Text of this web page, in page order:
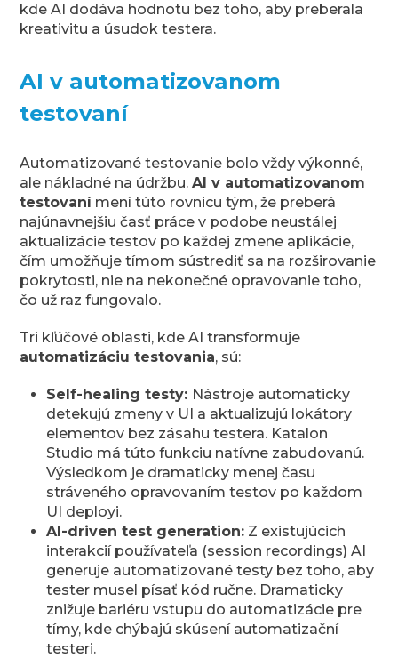
kde AI dodáva hodnotu bez toho, aby preberala
kreativitu a úsudok testera.
AI v automatizovanom
testovaní
Automatizované testovanie bolo vždy výkonné,
ale nákladné na údržbu.AI v automatizovanom
testovanímení túto rovnicu tým, že preberá
najúnavnejšiu časť práce v podobe neustálej
aktualizácie testov po každej zmene aplikácie,
čím umožňuje tímom sústrediť sa na rozširovanie
pokrytosti, nie na nekonečné opravovanie toho,
čo už raz fungovalo.
Tri kľúčové oblasti, kde AI transformuje
automatizáciu testovania, sú:
Self-healing testy: Nástroje automaticky
detekujú zmeny v UI a aktualizujú lokátory
elementov bez zásahu testera. Katalon
Studio má túto funkciu natívne zabudovanú.
Výsledkom je dramaticky menej času
stráveného opravovaním testov po každom
UI deployi.
AI-driven test generation: Z existujúcich
interakcií používateľa (session recordings) AI
generuje automatizované testy bez toho, aby
tester musel písať kód ručne. Dramaticky
znižuje bariéru vstupu do automatizácie pre
tímy, kde chýbajú skúsení automatizační
testeri.